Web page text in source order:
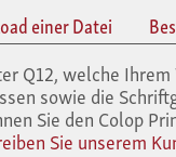
einer Datei
Q12, welche
sowie die
Sie den Colop
Sie unserem